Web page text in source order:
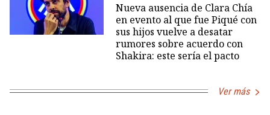
Nueva ausencia de Clara Chía
en evento al que fue Piqué con
sus hijos vuelve a desatar
rumores sobre acuerdo con
Shakira: este sería el pacto
Ver más